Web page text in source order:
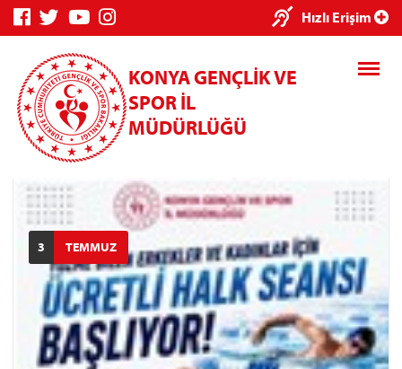
Hızlı Erişim
KONYA GENÇLİK VE
SPOR İL
MÜDÜRLÜĞÜ
3 TEMMUZ
×
Genç Bilgi
Sistemi
Spor Bilgi
Sistemi
Kredi/Yurt
İşlemleri
Kredi/Yurt E-
Ödeme